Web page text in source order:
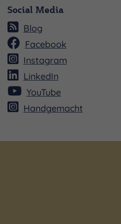
Social Media
Blog
Facebook
Instagram
LinkedIn
YouTube
Handgemacht